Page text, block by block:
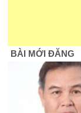
BÀI MỚI ĐĂNG